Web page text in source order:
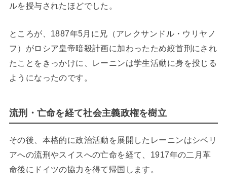
ルを授与されたほどでした。
ところが、1887年5月に兄（アレクサンドル・ウリヤノ
フ）がロシア皇帝暗殺計画に加わったため絞首刑にされ
たことをきっかけに、レーニンは学生活動に身を投じる
ようになったのです。
流刑・亡命を経て社会主義政権を樹立
その後、本格的に政治活動を展開したレーニンはシベリ
アへの流刑やスイスへの亡命を経て、1917年の二月革
命後にドイツの協力を得て帰国します。